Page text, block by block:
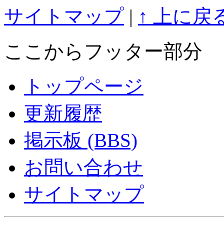
サイトマップ | ↑ 上に戻
ここからフッター部分
トップページ
更新履歴
掲示板 (BBS)
お問い合わせ
サイトマップ